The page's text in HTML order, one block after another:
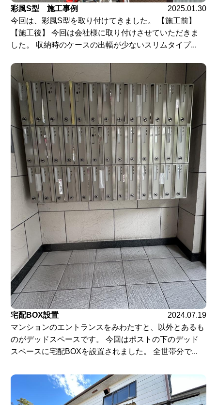
彩風S型 施工事例
2025.01.30
今回は、彩風S型を取り付けてきました。 【施工前】
【施工後】 今回は会社様に取り付けさせていただきま
した。 収納時のケースの出幅が少ないスリムタイプ...
宅配BOX設置
2024.07.19
マンションのエントランスをみわたすと、以外とあるも
のがデッドスペースです。 今回はポストの下のデッド
スペースに宅配BOXを設置されました。 全世帯分で...